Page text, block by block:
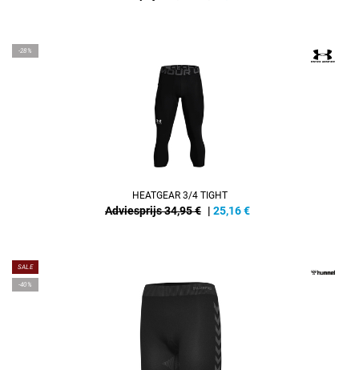
-28%
HEATGEAR 3/4 TIGHT
Adviesprijs 34,95 € | 25,16€
SALE
-40%